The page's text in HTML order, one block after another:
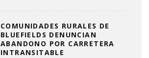
COMUNIDADES RURALES DE
BLUEFIELDS DENUNCIAN
ABANDONO POR CARRETERA
INTRANSITABLE